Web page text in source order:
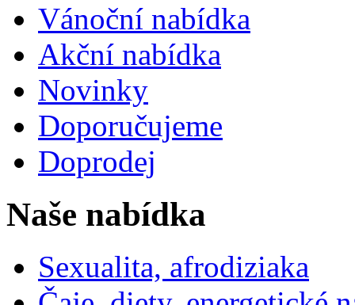
Vánoční nabídka
Akční nabídka
Novinky
Doporučujeme
Doprodej
Naše nabídka
Sexualita, afrodiziaka